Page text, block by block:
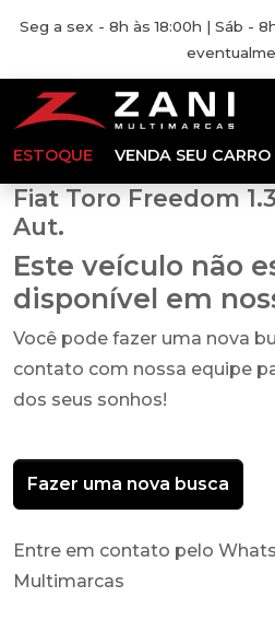
Seg a sex - 8h às 18:00h | Sáb -
ESTOQUE VENDA SEU CARRO
Fiat Toro Freedom
Aut.
Este veículo não
disponível em
Você pode fazer uma nova
contato com nossa equipe
dos seus sonhos!
Fazer uma nova busca
Entre em contato pelo
Multimarcas